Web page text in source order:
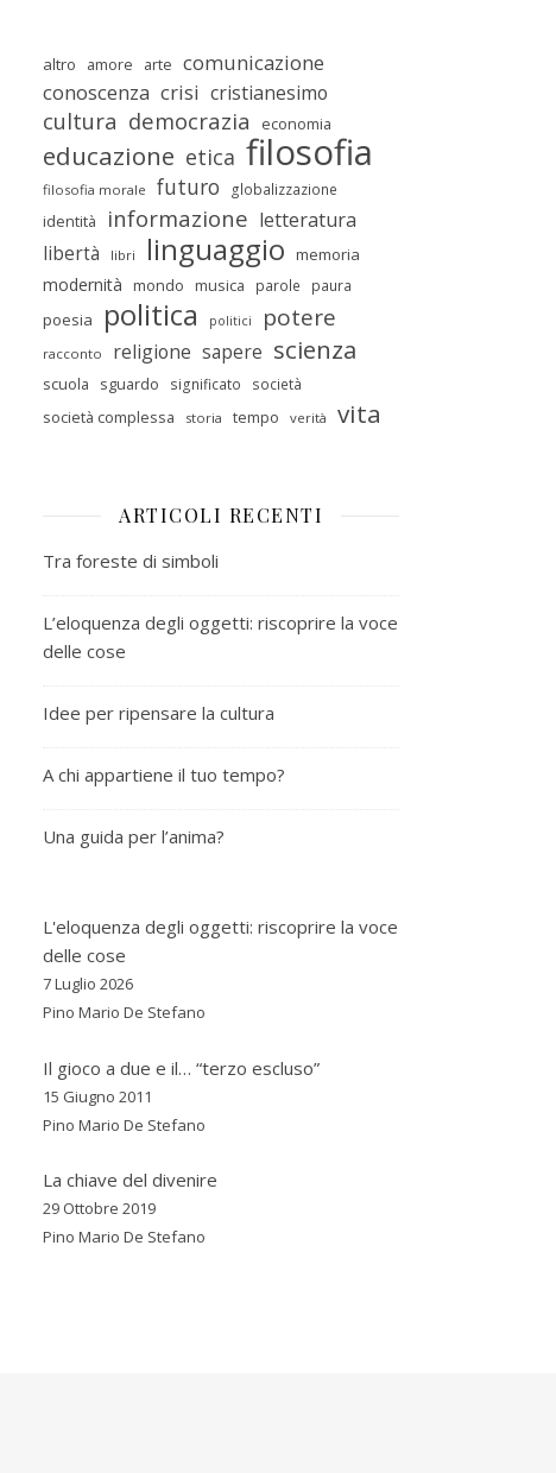
altro amore arte comunicazione
conoscenza crisi cristianesimo
cultura democrazia economia
educazione etica filosofia
filosofia morale futuro globalizzazione
identità informazione letteratura
libertà
libri linguaggio memoria
modernità mondo musica parole paura
poesia politica politici potere
racconto religione sapere scienza
scuola sguardo significato società
società complessa storia tempo verità vita
ARTICOLI RECENTI
Tra foreste di simboli
L’eloquenza degli oggetti: riscoprire la voce
delle cose
Idee per ripensare la cultura
A chi appartiene il tuo tempo?
Una guida per l’anima?
L'eloquenza degli oggetti: riscoprire la voce
delle cose
7 Luglio 2026
Pino Mario De Stefano
Il gioco a due e il… “terzo escluso”
15 Giugno 2011
Pino Mario De Stefano
La chiave del divenire
29 Ottobre 2019
Pino Mario De Stefano